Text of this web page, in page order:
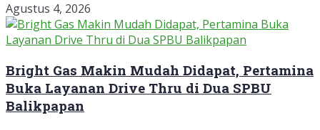
Agustus 4, 2026
Bright Gas Makin Mudah Didapat, Pertamina
Buka Layanan Drive Thru di Dua SPBU
Balikpapan